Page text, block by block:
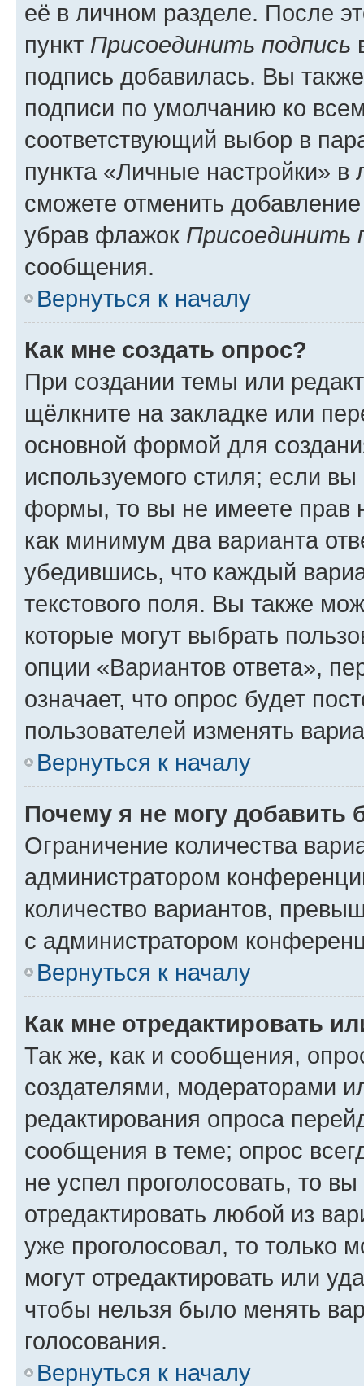
её в личном разделе. После
пункт Присоединить подпись
подпись добавилась. Вы
подписи по умолчанию ко
соответствующий выбор в
пункта «Личные настройки»
сможете отменить
убрав флажок Присоединить
сообщения.
Вернуться к началу
Как мне создать опрос?
При создании темы или
щёлкните на закладке или
основной формой для
используемого стиля; если
формы, то вы не имеете прав
как минимум два варианта
убедившись, что каждый
текстового поля. Вы также
которые могут выбрать
опции «Вариантов ответа»,
означает, что опрос будет
пользователей изменять
Вернуться к началу
Почему я не могу добавить
Ограничение количества
администратором
количество вариантов,
с администратором
Вернуться к началу
Как мне отредактировать
Так же, как и сообщения,
создателями, модераторами
редактирования опроса
сообщения в теме; опрос
не успел проголосовать, то
отредактировать любой из
уже проголосовал, то только
могут отредактировать или
чтобы нельзя было менять
голосования.
Вернуться к началу